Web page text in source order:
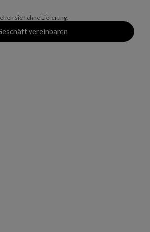
sich ohne Lieferung.
vereinbaren